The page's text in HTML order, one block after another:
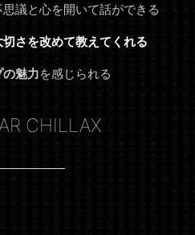
議と心を開いて話ができる
さを改めて教えてくれる
の魅力を感じられる
CHILLAX